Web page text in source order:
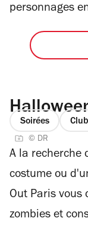
personnages
Soirées
© DR
A la recherche
costume ou
Out Paris vous
zombies et